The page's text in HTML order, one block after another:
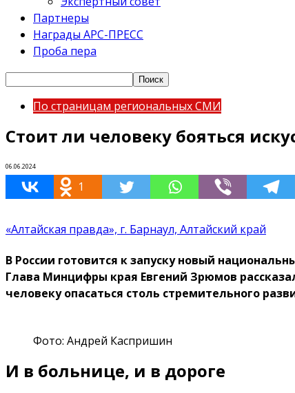
Партнеры
Награды АРС-ПРЕСС
Проба пера
По страницам региональных СМИ
Стоит ли человеку бояться
06.06.2024
1
«Алтайская правда», г. Барнаул, Алтайский край
В России готовится к запуску новый
Глава Минцифры края Евгений Зрюмов
человеку опасаться столь стремительного
Фото: Андрей Каспришин
И в больнице, и в дороге